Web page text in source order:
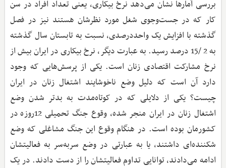
بررسی آمارها نشان می‌دهد نرخ بیکاری، یعنی تعداد افراد در سن
کار که در جست‌وجوی شغل مورد نظرشان هستند نیز در فصل
گذشته با افزایش یک واحد‌درصدی، نسبت به تابستان سال گذشته
به 2 /15 درصد رسید. به عبارت دیگر، نرخ بیکاری در ایران بیش از
نرخ مشارکت اقتصادی زنان است. یکی از پرسش‌هایی که وجود
دارد آن است که دلیل وضع ناخوشایند اشتغال زنان در ایران
چیست؟ یکی از دلایلی که در کوتاه‌مدت به بدتر شدن وضع
اشتغال زنان در ایران منجر شده، وقوع جنگ تحمیلی 12روزه در
کشورمان بوده است. در هنگام وقوع این جنگ مشاغلی که وضع
شکننده‌ای داشتند، یا به عبارتی در وضع سربه‌سر به فعالیتشان
ادامه می‌دادند، توانایی تداوم فعالیتشان را از دست دادند. در یک